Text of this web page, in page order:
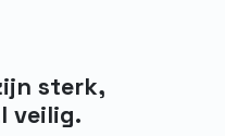
sterk,
veilig.